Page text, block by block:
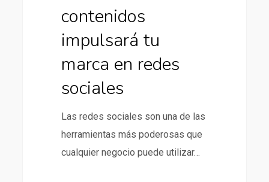
contenidos
impulsará tu
marca en redes
sociales
Las redes sociales son una de las
herramientas más poderosas que
cualquier negocio puede utilizar…